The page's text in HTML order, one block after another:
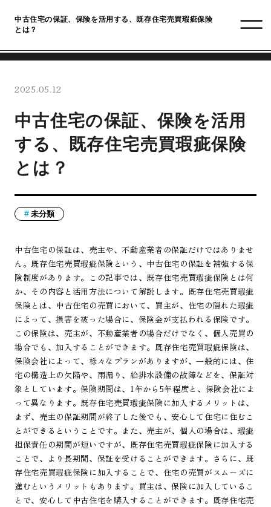
中古住宅の保証、保険を活用する、既存住宅売買瑕疵保険
とは？
2025.05.12
中古住宅の保証、保険を活用
する、既存住宅売買瑕疵保険
とは？
未分類
中古住宅の保証は、売主や、不動産業者の保証だけではありませ
ん。既存住宅売買瑕疵保険という、中古住宅の保証を補強する保
険制度があります。この記事では、既存住宅売買瑕疵保険とは何
か、その内容と活用方法について解説します。既存住宅売買瑕疵
保険とは、中古住宅の売買において、買主が、住宅の隠れた瑕疵
によって、損害を被った場合に、保険金が支払われる保険です。
この保険は、売主が、不動産業者の場合だけでなく、個人売買の
場合でも、加入することができます。既存住宅売買瑕疵保険は、
保険会社によって、様々なプランがありますが、一般的には、住
宅の構造上の欠陥や、雨漏り、給排水設備の故障などを、保証対
象としています。保険期間は、1年から5年程度と、保険会社によ
って異なります。既存住宅売買瑕疵保険に加入するメリットは、
まず、売主の保証期間が終了した後でも、安心して住宅に住むこ
とができるということです。また、売主が、個人の場合は、瑕疵
担保責任の期間が短いですが、既存住宅売買瑕疵保険に加入する
ことで、より長期間、保証を受けることができます。さらに、既
存住宅売買瑕疵保険に加入することで、住宅の売買がスムーズに
進むというメリットもあります。買主は、保険に加入しているこ
とで、安心して中古住宅を購入することができます。既存住宅売